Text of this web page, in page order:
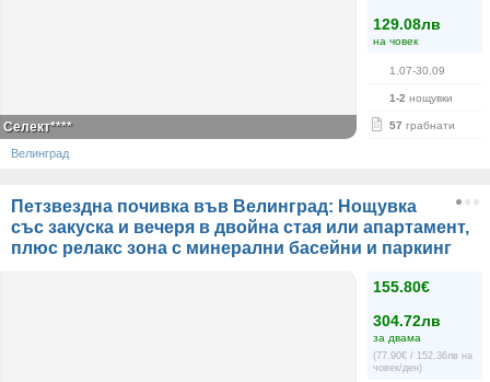
129.08лв
на човек
1.07-30.09
1-2 нощувки
57 грабнати
Селект****
Велинград
Петзвездна почивка във Велинград: Нощувка
със закуска и вечеря в двойна стая или апартамент,
плюс релакс зона с минерални басейни и паркинг
155.80€
304.72лв
за двама
(77.90€ / 152.36лв на
човек/ден)